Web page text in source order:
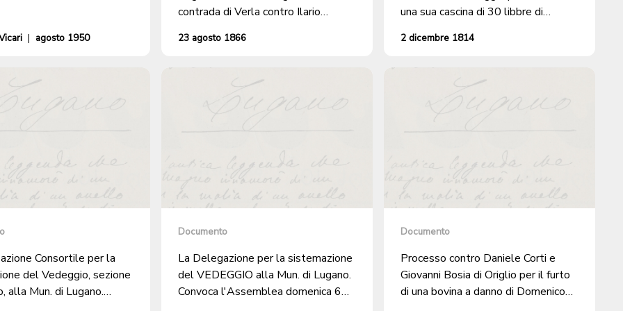
| agosto 1950
contrada di Verla contro Ilario
ingiurie e minacce
23 agosto 1866
una sua cascina di 30 libbre di
2 dicembre 1814
Consortile per la
del Vedeggio, sezione
alla Mun. di Lugano.
Documento
La Delegazione per la sistemazione
del VEDEGGIO alla Mun. di Lugano.
Convoca l'Assemblea domenica 6
Documento
Processo contro Daniele Corti e
Giovanni Bosia di Origlio per il furto
di una bovina a danno di Domenico